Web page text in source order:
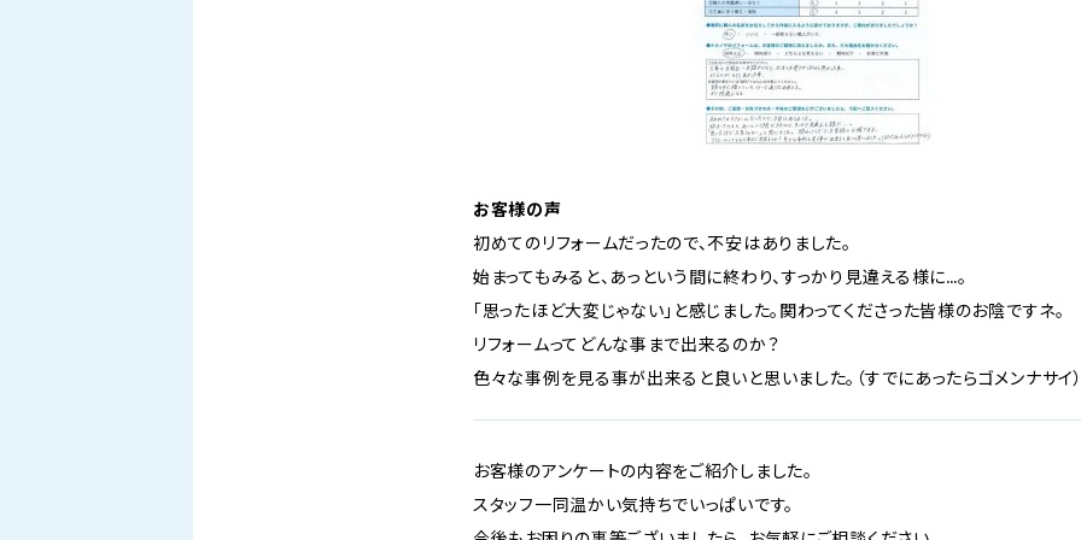
お客様の声
初めてのリフォームだったので、不安はありました。
始まってもみると、あっという間に終わり、すっかり見違える様に…。
「思ったほど大変じゃない」と感じました。関わってくださった皆様のお陰ですネ。
リフォームってどんな事まで出来るのか？
色々な事例を見る事が出来ると良いと思いました。（すでにあったらゴメンナサイ
お客様のアンケートの内容をご紹介しました。
スタッフ一同温かい気持ちでいっぱいです。